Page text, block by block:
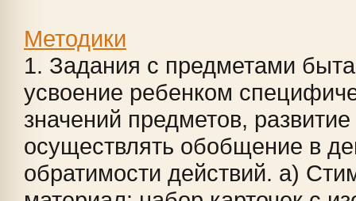
Методики
1. Задания с предметами
усвоение ребенком
значений предметов,
осуществлять обобщение в
обратимости действий. а)